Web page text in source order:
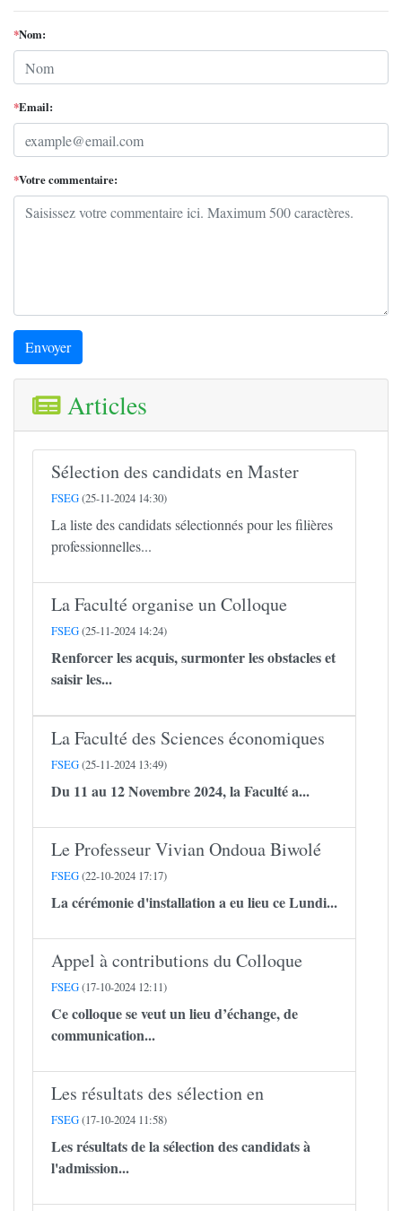
*Nom:
*Email:
*Votre commentaire:
Envoyer
Articles
Sélection des candidats en Master
FSEG(25-11-2024 14:30)
La liste des candidats sélectionnés pour les filières
professionnelles...
La Faculté organise un Colloque
FSEG(25-11-2024 14:24)
Renforcer les acquis, surmonter les obstacles et
saisir les...
La Faculté des Sciences économiques
FSEG(25-11-2024 13:49)
Du 11 au 12 Novembre 2024, la Faculté a...
Le Professeur Vivian Ondoua Biwolé
FSEG(22-10-2024 17:17)
La cérémonie d'installation a eu lieu ce Lundi...
Appel à contributions du Colloque
FSEG(17-10-2024 12:11)
Ce colloque se veut un lieu d’échange, de
communication...
Les résultats des sélection en
FSEG(17-10-2024 11:58)
Les résultats de la sélection des candidats à
l'admission...